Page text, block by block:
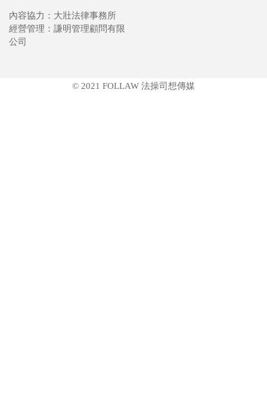
內容協力：大壯法律事務所
經營管理：謙明管理顧問有限
公司
© 2021 FOLLAW 法操司想傳媒